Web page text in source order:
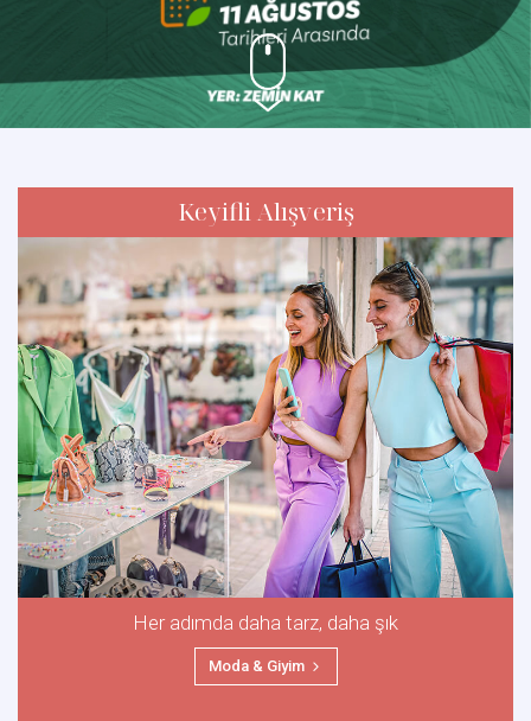
Keyifli Alışveriş
Her adımda daha tarz, daha şık
Moda & Giyim